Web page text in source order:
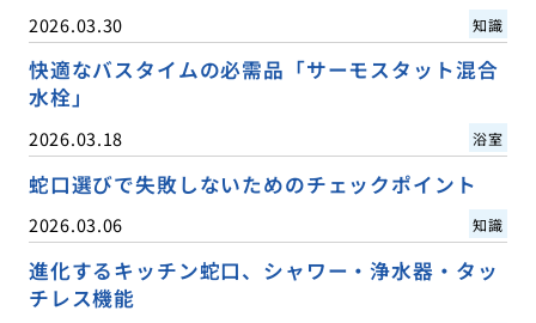
2026.03.30 知識
快適なバスタイムの必需品「サーモスタット混合
水栓」
2026.03.18 浴室
蛇口選びで失敗しないためのチェックポイント
2026.03.06 知識
進化するキッチン蛇口、シャワー・浄水器・タッ
チレス機能